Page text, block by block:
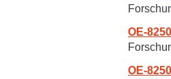
OE-
OE-